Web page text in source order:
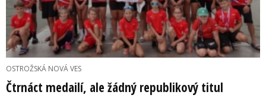
OSTROŽSKÁ NOVÁ VES
Čtrnáct medailí, ale žádný republikový titul